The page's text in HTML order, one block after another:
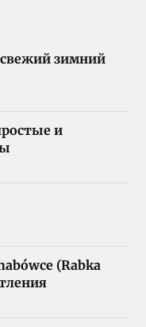
зимний
и
(Rabka